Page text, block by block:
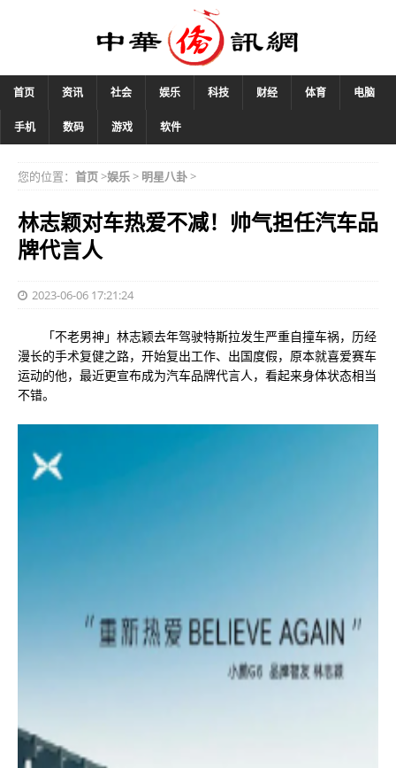
首页 资讯 社会 娱乐 科技 财经 体育 电脑
手机 数码 游戏 软件
您的位置： 首页>娱乐> 明星八卦>
林志颖对车热爱不减！帅气担任汽车品
牌代言人
2023-06-06 17:21:24
「不老男神」林志颖去年驾驶特斯拉发生严重自撞车祸，历经
漫长的手术复健之路，开始复出工作、出国度假，原本就喜爱赛车
运动的他，最近更宣布成为汽车品牌代言人，看起来身体状态相当
不错。